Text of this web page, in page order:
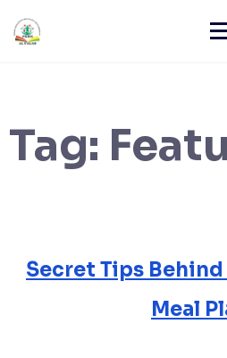
content
Tag:
Secret Tips
Meal